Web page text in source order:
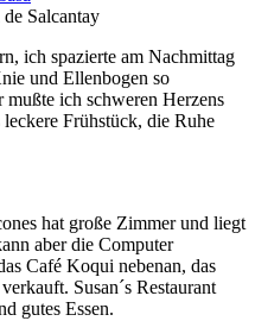
Salcantay
ich spazierte am Nachmittag
und Ellenbogen so
ich schweren Herzens
Frühstück, die Ruhe
hat große Zimmer und liegt
aber die Computer
Café Koqui nebenan, das
Susan´s Restaurant
gutes Essen.